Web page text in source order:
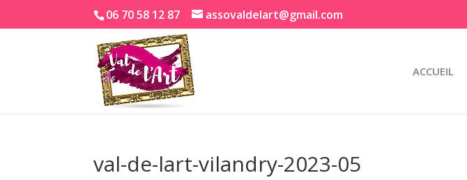
06 70 58 12 87 assovaldelart@gmail.com
ACCUEIL
val-de-lart-vilandry-2023-05